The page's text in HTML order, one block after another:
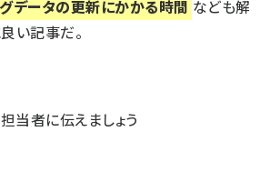
データの更新にかかる時間 なども解
い記事だ。
当者に伝えましょう